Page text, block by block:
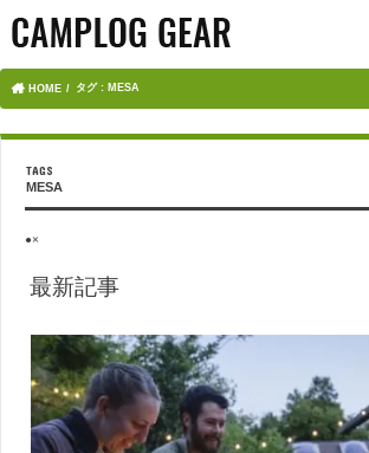
HOME タグ : MESA
MESA
●×
最新記事